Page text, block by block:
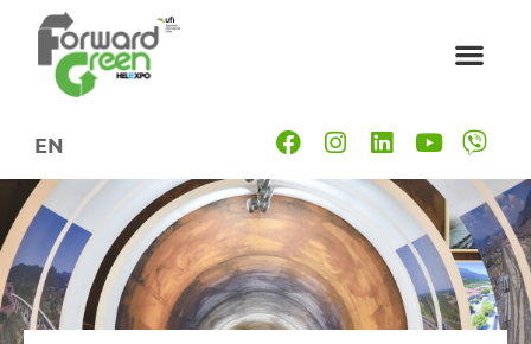
EN